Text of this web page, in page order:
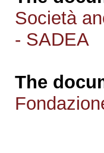
Società
- SADEA
The